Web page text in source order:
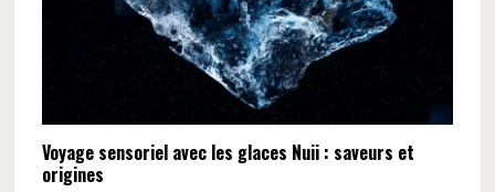
Voyage sensoriel avec les glaces Nuii : saveurs et
origines